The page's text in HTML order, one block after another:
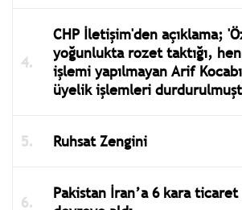
CHP İletişim'den açıklama;
yoğunlukta rozet taktığı,
işlemi yapılmayan Arif
üyelik işlemleri
Ruhsat Zengini
Pakistan İran’a 6 kara ticaret